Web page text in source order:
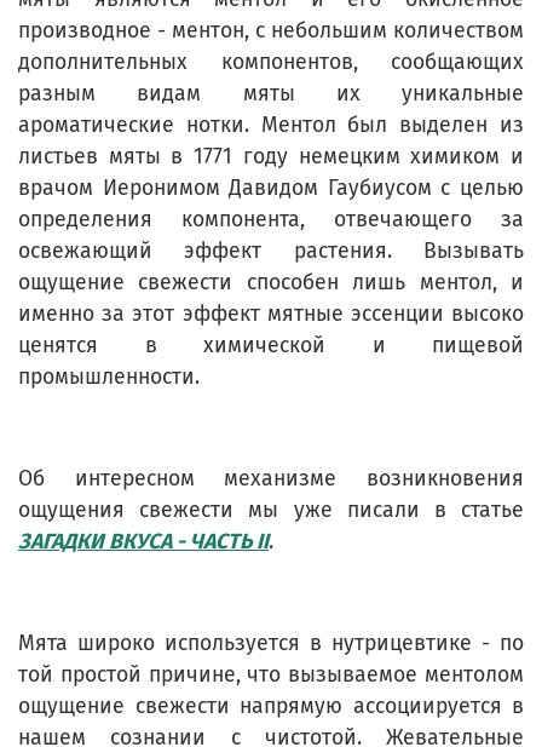
производное - ментон, с небольшим количеством
дополнительных компонентов, сообщающих
разным видам мяты их уникальные
ароматические нотки. Ментол был выделен из
листьев мяты в 1771 году немецким химиком и
врачом Иеронимом Давидом Гаубиусом с целью
определения компонента, отвечающего за
освежающий эффект растения. Вызывать
ощущение свежести способен лишь ментол, и
именно за этот эффект мятные эссенции высоко
ценятся в химической и пищевой
промышленности.
Об интересном механизме возникновения
ощущения свежести мы уже писали в статье
ЗАГАДКИ ВКУСА - ЧАСТЬ II.
Мята широко используется в нутрицевтике - по
той простой причине, что вызываемое ментолом
ощущение свежести напрямую ассоциируется в
нашем сознании с чистотой. Жевательные